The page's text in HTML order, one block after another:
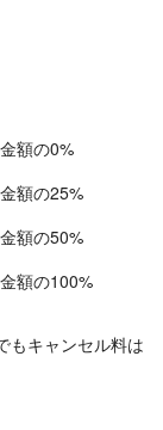
額の0%
額の25%
額の50%
額の100%
もキャンセル料は